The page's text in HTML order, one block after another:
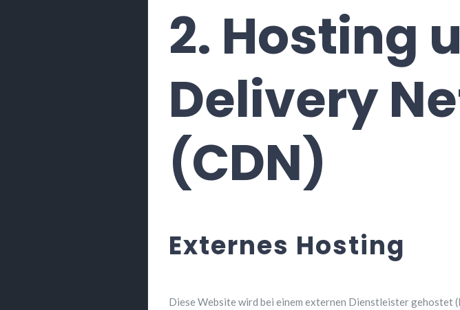
2. Hosting
Delivery
(CDN)
Externes Hosting
Diese Website wird bei einem externen Dienstleister gehostet